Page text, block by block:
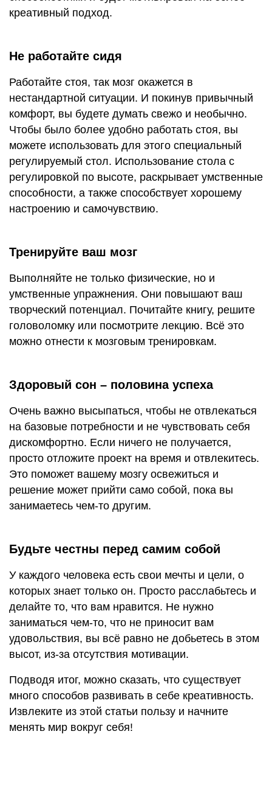
креативный подход.
Не работайте сидя
Работайте стоя, так мозг окажется в
нестандартной ситуации. И покинув привычный
комфорт, вы будете думать свежо и необычно.
Чтобы было более удобно работать стоя, вы
можете использовать для этого специальный
регулируемый стол. Использование стола с
регулировкой по высоте, раскрывает умственные
способности, а также способствует хорошему
настроению и самочувствию.
Тренируйте ваш мозг
Выполняйте не только физические, но и
умственные упражнения. Они повышают ваш
творческий потенциал. Почитайте книгу, решите
головоломку или посмотрите лекцию. Всё это
можно отнести к мозговым тренировкам.
Здоровый сон – половина успеха
Очень важно высыпаться, чтобы не отвлекаться
на базовые потребности и не чувствовать себя
дискомфортно. Если ничего не получается,
просто отложите проект на время и отвлекитесь.
Это поможет вашему мозгу освежиться и
решение может прийти само собой, пока вы
занимаетесь чем-то другим.
Будьте честны перед самим собой
У каждого человека есть свои мечты и цели, о
которых знает только он. Просто расслабьтесь и
делайте то, что вам нравится. Не нужно
заниматься чем-то, что не приносит вам
удовольствия, вы всё равно не добьетесь в этом
высот, из-за отсутствия мотивации.
Подводя итог, можно сказать, что существует
много способов развивать в себе креативность.
Извлеките из этой статьи пользу и начните
менять мир вокруг себя!